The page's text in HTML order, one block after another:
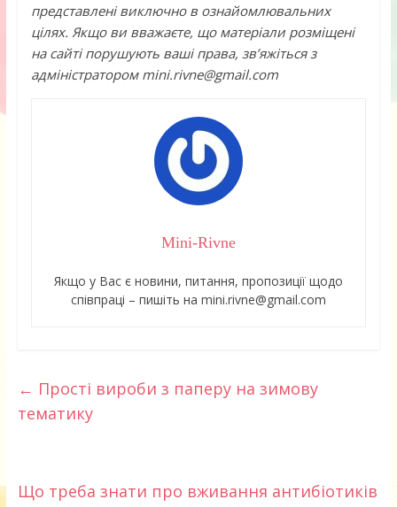
представлені виключно в ознайомлювальних
цілях. Якщо ви вважаєте, що матеріали розміщені
на сайті порушують ваші права, зв’яжіться з
адміністратором mini.rivne@gmail.com
Mini-Rivne
Якщо у Вас є новини, питання, пропозиції щодо
співпраці – пишіть на mini.rivne@gmail.com
← Прості вироби з паперу на зимову
тематику
Що треба знати про вживання антибіотиків